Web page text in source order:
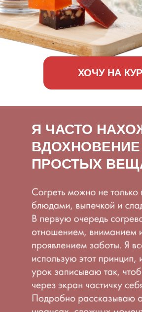
ХОЧУ НА
Я ЧАСТО
ВДОХНОВЕНИЕ
ПРОСТЫХ